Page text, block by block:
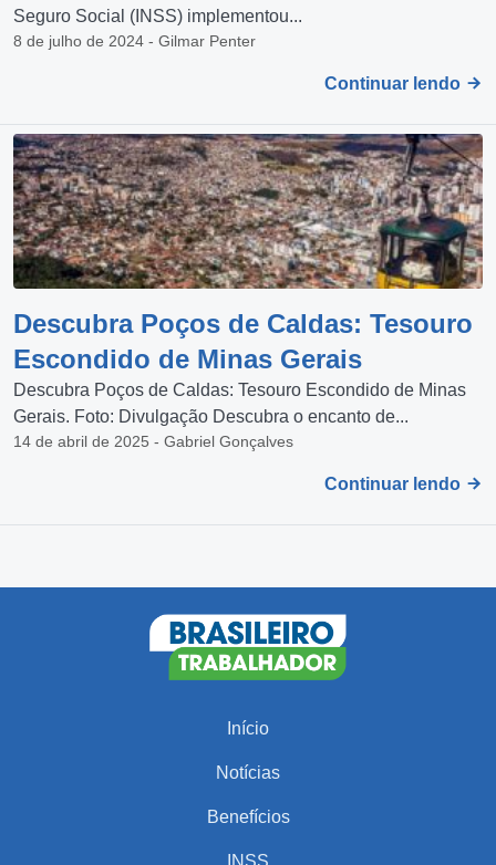
Seguro Social (INSS) implementou...
8 de julho de 2024 - Gilmar Penter
Continuar lendo
Descubra Poços de Caldas: Tesouro
Escondido de Minas Gerais
Descubra Poços de Caldas: Tesouro Escondido de Minas
Gerais. Foto: Divulgação Descubra o encanto de...
14 de abril de 2025 - Gabriel Gonçalves
Continuar lendo
Início
Notícias
Benefícios
INSS